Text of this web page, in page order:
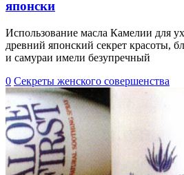
японски
Использование масла Камелии для
древний японский секрет красоты,
и самураи имели безупречный
0 Секреты женского совершенства